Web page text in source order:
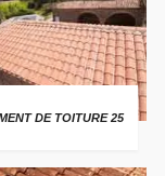
DE TOITURE 25